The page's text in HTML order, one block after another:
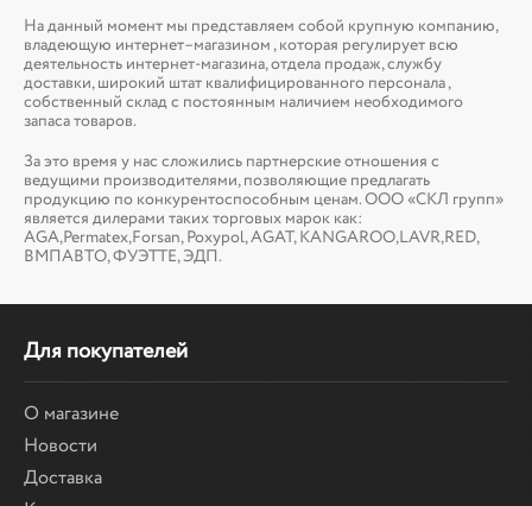
На данный момент мы представляем собой крупную компанию,
владеющую интернет–магазином , которая регулирует всю
деятельность интернет-магазина, отдела продаж, службу
доставки, широкий штат квалифицированного персонала ,
собственный склад c постоянным наличием необходимого
запаса товаров.
За это время у нас сложились партнерские отношения с
ведущими производителями, позволяющие предлагать
продукцию по конкурентоспособным ценам. ООО «СКЛ групп»
является дилерами таких торговых марок как:
AGA,Permatex,Forsan, Poxypol, AGAT, KANGAROO,LAVR,RED,
ВМПАВТО, ФУЭТТЕ, ЭДП.
Для покупателей
О магазине
Новости
Доставка